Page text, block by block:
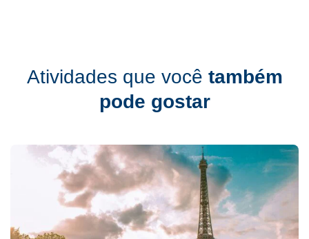
Atividades que você também
pode gostar